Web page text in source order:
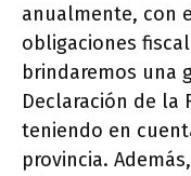
anualmente, con
obligaciones
brindaremos una
Declaración de la
teniendo en
provincia.